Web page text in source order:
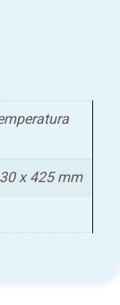
x 425 mm